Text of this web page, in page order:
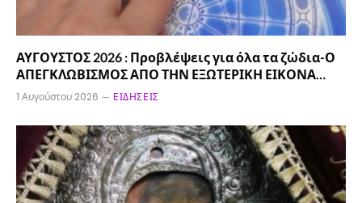
ΑΥΓΟΥΣΤΟΣ 2026 : Προβλέψεις για όλα τα ζώδια-Ο
ΑΠΕΓΚΛΩΒΙΣΜΟΣ ΑΠΟ ΤΗΝ ΕΞΩΤΕΡΙΚΗ ΕΙΚΟΝΑ…
1 Αυγούστου 2026 ΕΙΔΉΣΕΙΣ